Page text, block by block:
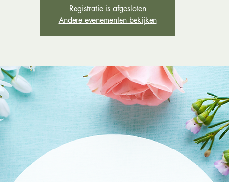
Registratie is afgesloten
Andere evenementen bekijken